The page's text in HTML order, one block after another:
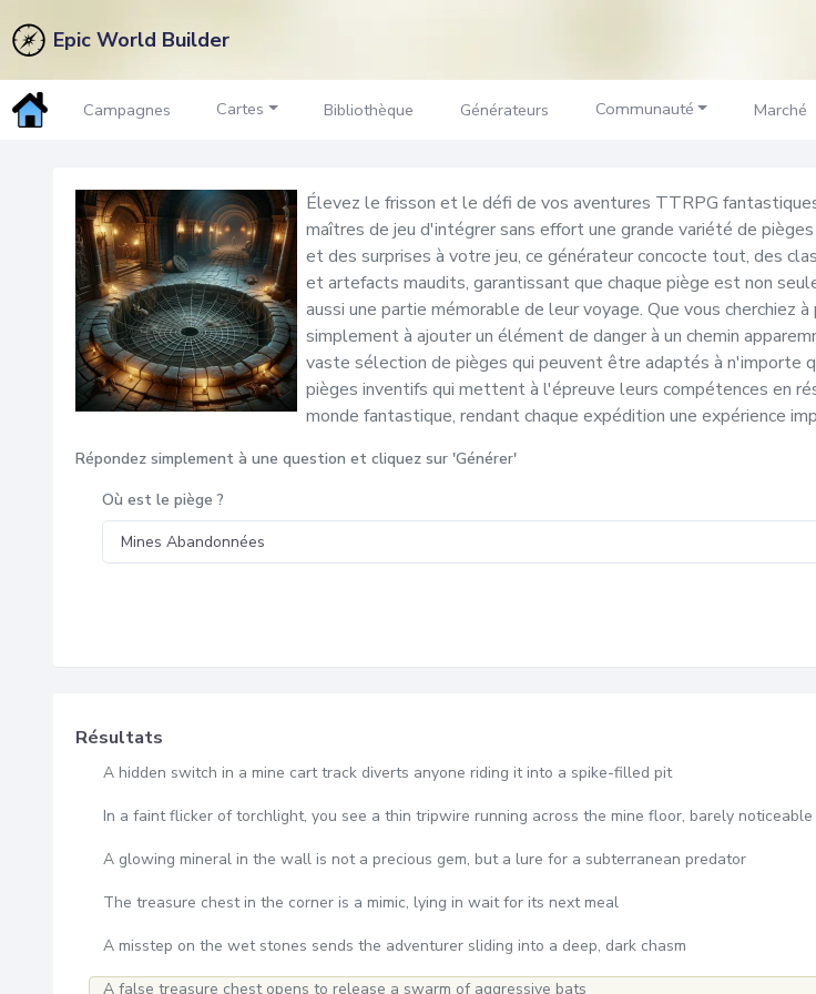
Epic World Builder
Campagnes Cartes Bibliothèque Générateurs Communauté Marché
PiègesGénérateur
Élevez le frisson et le défi de vos aventures TTRPG
maîtres de jeu d'intégrer sans effort une grande variété de
et des surprises à votre jeu, ce générateur concocte tout, des
et artefacts maudits, garantissant que chaque piège est non
aussi une partie mémorable de leur voyage. Que vous cherchiez
simplement à ajouter un élément de danger à un chemin
vaste sélection de pièges qui peuvent être adaptés à n'importe
pièges inventifs qui mettent à l'épreuve leurs compétences en
monde fantastique, rendant chaque expédition une expérience
Répondez simplement à une question et cliquez sur 'Générer'
Où est le piège ?
Résultats
A hidden switch in a mine cart track diverts anyone riding it into a spike-filled pit
In a faint flicker of torchlight, you see a thin tripwire running across the mine floor, barely
A glowing mineral in the wall is not a precious gem, but a lure for a subterranean predator
The treasure chest in the corner is a mimic, lying in wait for its next meal
A misstep on the wet stones sends the adventurer sliding into a deep, dark chasm
A false treasure chest opens to release a swarm of aggressive bats